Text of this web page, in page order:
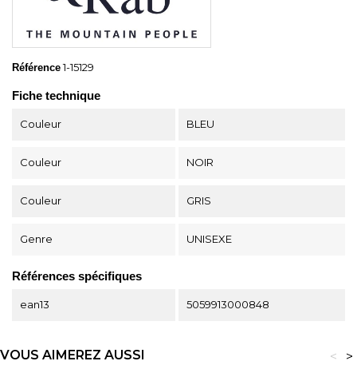
Référence 1-15129
Fiche technique
Couleur BLEU
Couleur NOIR
Couleur GRIS
Genre UNISEXE
Références spécifiques
ean13 5059913000848
VOUS AIMEREZ AUSSI >
<